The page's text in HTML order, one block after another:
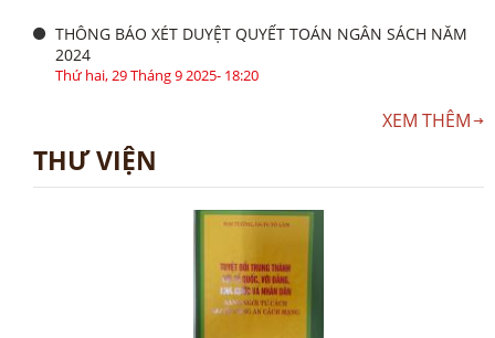
THÔNG BÁO XÉT DUYỆT QUYẾT TOÁN NGÂN SÁCH NĂM
2024
Thứ hai, 29 Tháng 9 2025- 18:20
XEM THÊM
THƯ VIỆN